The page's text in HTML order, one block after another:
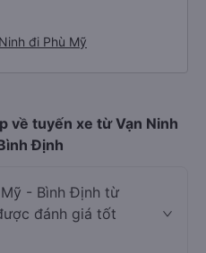
đi Phù Mỹ
về tuyến xe từ Vạn Ninh
Định
- Bình Định từ
đánh giá tốt